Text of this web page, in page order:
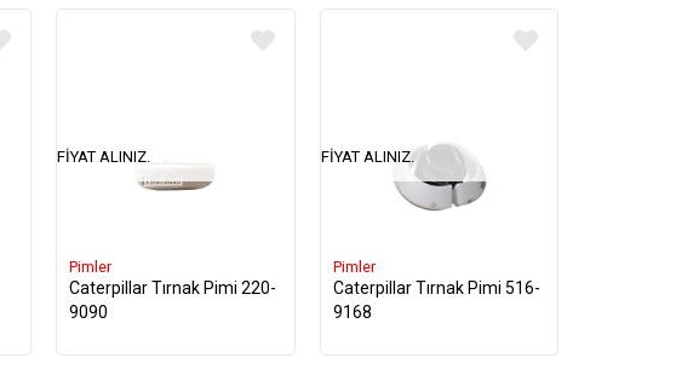
Pimler
Caterpillar Tırnak Pimi 220-
9090
FIYAT ALINIZ.
Pimler
Caterpillar Tırnak Pimi 516-
9168
FIYAT ALINIZ.